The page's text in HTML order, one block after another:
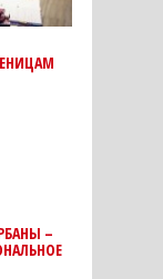
–